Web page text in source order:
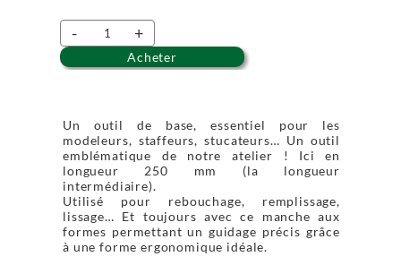
- +
Acheter
Un outil de base, essentiel pour les
modeleurs, staffeurs, stucateurs… Un outil
emblématique de notre atelier ! Ici en
longueur 250 mm (la longueur
intermédiaire).
Utilisé pour rebouchage, remplissage,
lissage… Et toujours avec ce manche aux
formes permettant un guidage précis grâce
à une forme ergonomique idéale.